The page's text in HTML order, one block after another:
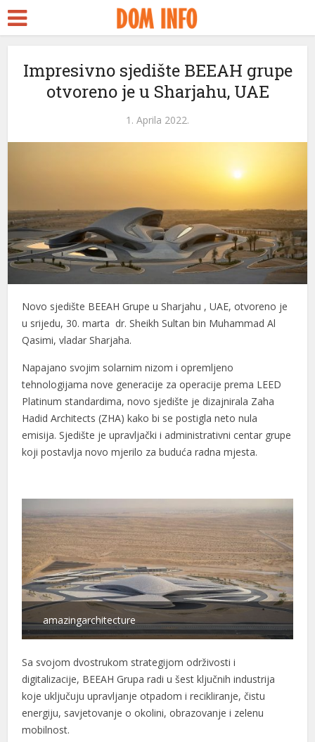
Impresivno sjedište BEEAH grupe
otvoreno je u Sharjahu, UAE
1. Aprila 2022.
Novo sjedište BEEAH Grupe u Sharjahu , UAE, otvoreno je
u srijedu, 30. marta dr. Sheikh Sultan bin Muhammad Al
Qasimi, vladar Sharjaha.
Napajano svojim solarnim nizom i opremljeno
tehnologijama nove generacije za operacije prema LEED
Platinum standardima, novo sjedište je dizajnirala Zaha
Hadid Architects (ZHA) kako bi se postigla neto nula
emisija. Sjedište je upravljački i administrativni centar grupe
koji postavlja novo mjerilo za buduća radna mjesta.
amazingarchitecture
Sa svojom dvostrukom strategijom održivosti i
digitalizacije, BEEAH Grupa radi u šest ključnih industrija
koje uključuju upravljanje otpadom i recikliranje, čistu
energiju, savjetovanje o okolini, obrazovanje i zelenu
mobilnost.